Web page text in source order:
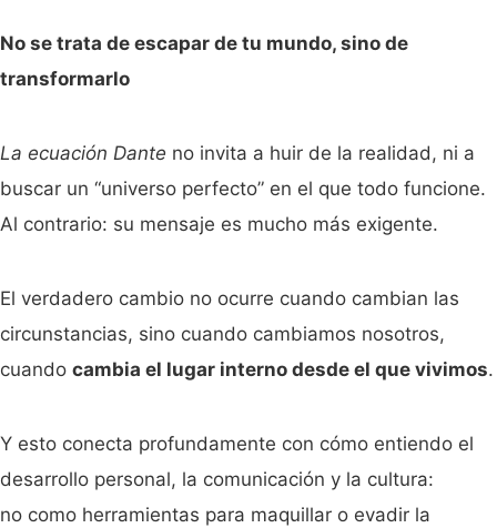
No se trata de escapar de tu mundo, sino de
transformarlo
La ecuación Dante no invita a huir de la realidad, ni a
buscar un “universo perfecto” en el que todo funcione.
Al contrario: su mensaje es mucho más exigente.
El verdadero cambio no ocurre cuando cambian las
circunstancias, sino cuando cambiamos nosotros,
cuando cambia el lugar interno desde el que vivimos.
Y esto conecta profundamente con cómo entiendo el
desarrollo personal, la comunicación y la cultura:
no como herramientas para maquillar o evadir la